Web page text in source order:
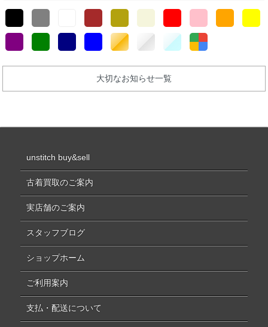
大切なお知らせ一覧
unstitch buy&sell
古着買取のご案内
実店舗のご案内
スタッフブログ
ショップホーム
ご利用案内
支払・配送について